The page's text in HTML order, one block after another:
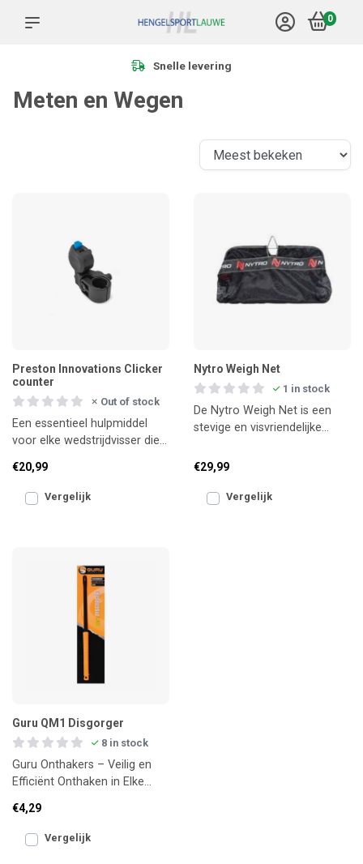
0
Snelle levering
Meten en Wegen
Preston Innovations Clicker
counter
Out of stock
Een essentieel hulpmiddel
voor elke wedstrijdvisser die
gevangen vissen of het
€20,99
Vergelijk
Nytro Weigh Net
1 in stock
De Nytro Weigh Net is een
stevige en visvriendelijke
veilig te wegen.
€29,99
Vergelijk
Guru QM1 Disgorger
8 in stock
Guru Onthakers – Veilig en
Efficiënt Onthaken in Elke
€4,29
Vergelijk